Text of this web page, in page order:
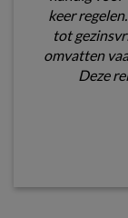
keer
tot
omvatten
Deze